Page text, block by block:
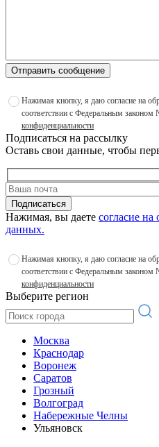
Отправить сообщение
Нажимая кнопку, я даю согласие на
соответствии с Федеральным
конфиденциальности
Подписаться на рассылку
Оставь свои данные, чтобы
Подписаться
Нажимая, вы даете согласие на
данных.
Нажимая кнопку, я даю согласие на
соответствии с Федеральным
конфиденциальности
Выберите регион
Москва
Краснодар
Воронеж
Саратов
Грозный
Волгоград
Набережные Челны
Ульяновск